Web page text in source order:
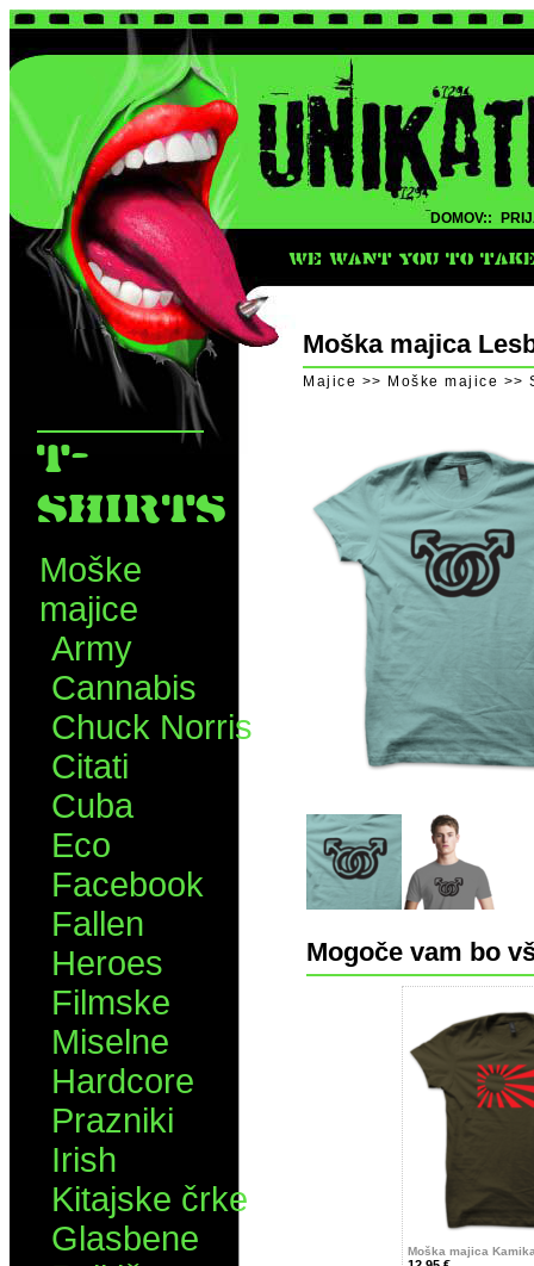
DOMOV::
WE WANT YOU TO
T-
SHIRTS
Moške
majice
Army
Cannabis
Chuck Norris
Citati
Cuba
Eco
Facebook
Fallen
Heroes
Filmske
Miselne
Hardcore
Prazniki
Irish
Kitajske črke
Glasbene
Moška majica
Majice >> Moške majice >>
Mogoče vam bo
Moška majica